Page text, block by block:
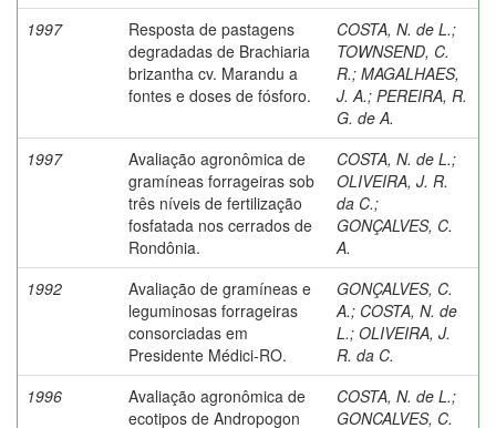
1997
Resposta de pastagens
degradadas de Brachiaria
brizantha cv. Marandu a
fontes e doses de fósforo.
COSTA, N. de L.;
TOWNSEND, C.
R.; MAGALHAES,
J. A.; PEREIRA, R.
G. de A.
1997
Avaliação agronômica de
gramíneas forrageiras sob
três níveis de fertilização
fosfatada nos cerrados de
Rondônia.
COSTA, N. de L.;
OLIVEIRA, J. R.
da C.;
GONÇALVES, C.
A.
1992
Avaliação de gramíneas e
leguminosas forrageiras
consorciadas em
Presidente Médici-RO.
GONÇALVES, C.
A.; COSTA, N. de
L.; OLIVEIRA, J.
R. da C.
1996
Avaliação agronômica de
ecotipos de Andropogon
COSTA, N. de L.;
GONCALVES, C.